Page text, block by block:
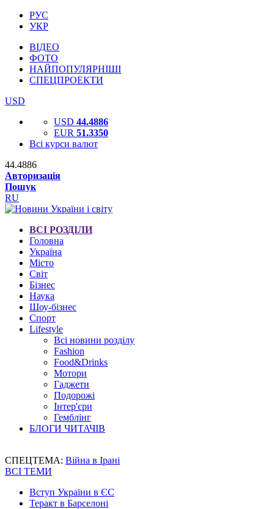
РУС
УКР
ВІДЕО
ФОТО
НАЙПОПУЛЯРНІШІ
СПЕЦПРОЕКТИ
USD
USD 44.4886
EUR 51.3350
Всі курси валют
44.4886
Авторизація
Пошук
RU
ВСІ РОЗДІЛИ
Головна
Україна
Місто
Світ
Бізнес
Наука
Шоу-бізнес
Спорт
Lifestyle
Всі новини розділу
Fashion
Food&Drinks
Мотори
Гаджети
Подорожі
Інтер'єри
Гемблінг
БЛОГИ ЧИТАЧІВ
СПЕЦТЕМА: Війна в Ірані
ВСІ ТЕМИ
Вступ України в ЄС
Теракт в Барселоні